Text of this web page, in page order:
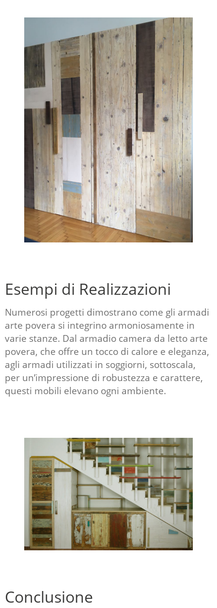
Esempi di Realizzazioni
Numerosi progetti dimostrano come gli armadi
arte povera si integrino armoniosamente in
varie stanze. Dal armadio camera da letto arte
povera, che offre un tocco di calore e eleganza,
agli armadi utilizzati in soggiorni, sottoscala,
per un’impressione di robustezza e carattere,
questi mobili elevano ogni ambiente.
Conclusione